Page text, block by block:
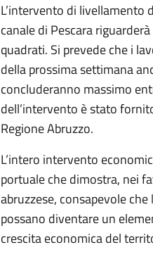
L’intervento di livellamento
canale di Pescara
quadrati. Si prevede che i
della prossima settimana
concluderanno massimo
dell’intervento è stato
Regione Abruzzo.
L’intero intervento
portuale che dimostra, nei
abruzzese, consapevole
possano diventare un
crescita economica del